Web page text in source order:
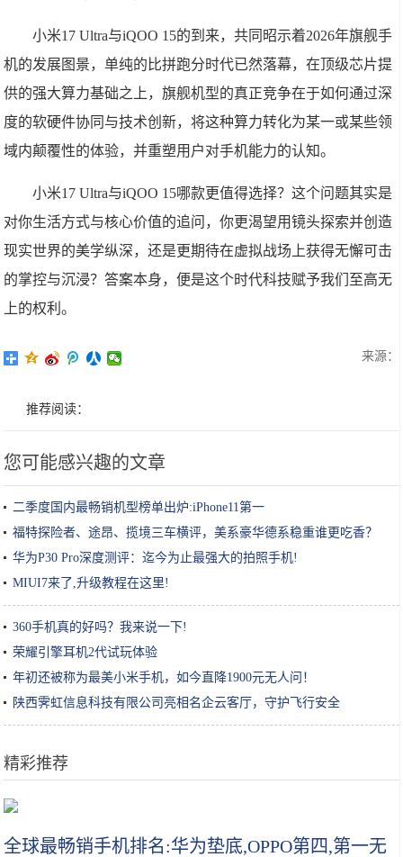
小米17 Ultra与iQOO 15的到来，共同昭示着2026年旗舰手
机的发展图景，单纯的比拼跑分时代已然落幕，在顶级芯片提
供的强大算力基础之上，旗舰机型的真正竞争在于如何通过深
度的软硬件协同与技术创新，将这种算力转化为某一或某些领
域内颠覆性的体验，并重塑用户对手机能力的认知。
小米17 Ultra与iQOO 15哪款更值得选择？这个问题其实是
对你生活方式与核心价值的追问，你更渴望用镜头探索并创造
现实世界的美学纵深，还是更期待在虚拟战场上获得无懈可击
的掌控与沉浸？答案本身，便是这个时代科技赋予我们至高无
上的权利。
来源：
推荐阅读：
您可能感兴趣的文章
二季度国内最畅销机型榜单出炉:iPhone11第一
福特探险者、途昂、揽境三车横评，美系豪华德系稳重谁更吃香？
华为P30 Pro深度测评：迄今为止最强大的拍照手机!
MIUI7来了,升级教程在这里!
360手机真的好吗？我来说一下!
荣耀引擎耳机2代试玩体验
年初还被称为最美小米手机，如今直降1900元无人问！
陕西霁虹信息科技有限公司亮相名企云客厅，守护飞行安全
精彩推荐
全球最畅销手机排名:华为垫底,OPPO第四,第一无